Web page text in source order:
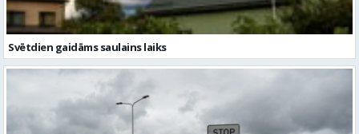
Svētdien gaidāms saulains laiks